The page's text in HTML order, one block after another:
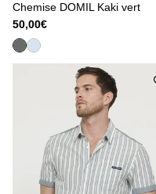
Chemise DOMIL Kaki vert
50,00€